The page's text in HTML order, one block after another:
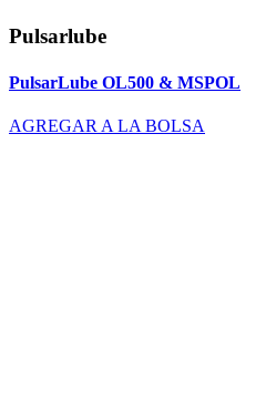
Pulsarlube
PulsarLube OL500 & MSPOL
AGREGAR A LA BOLSA